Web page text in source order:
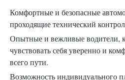
Комфортные и безопасные
проходящие технический
Опытные и вежливые водители,
чувствовать себя уверенно и
всего пути.
Возможность индивидуального